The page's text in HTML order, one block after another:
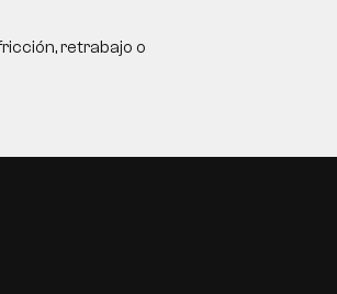
retrabajo o